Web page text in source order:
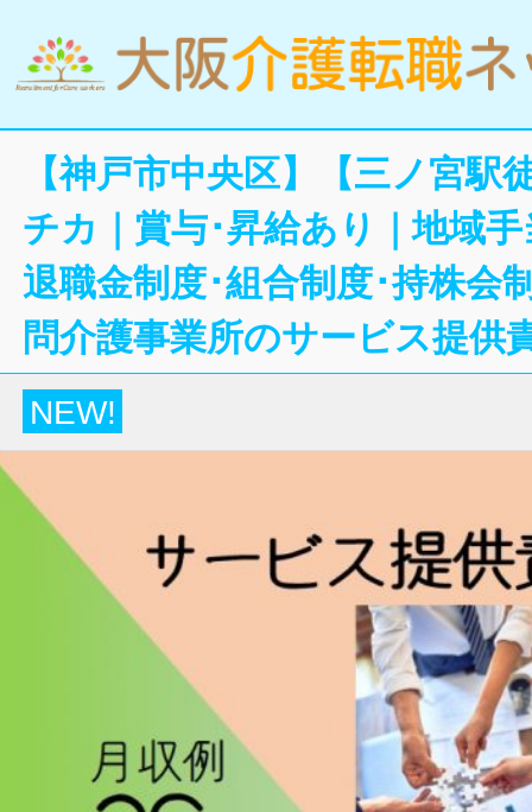
【神戸市中央区】【三ノ宮駅
チカ｜賞与･昇給あり｜地域
退職金制度･組合制度･持株会
問介護事業所のサービス提供
NEW!